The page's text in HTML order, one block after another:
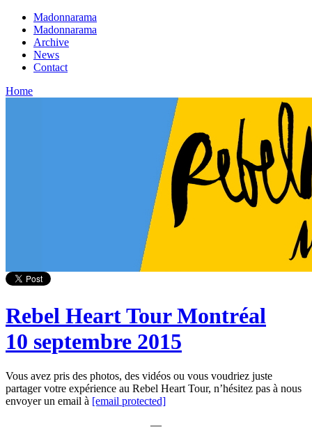
Madonnarama
Madonnarama
Archive
News
Contact
Home
Rebel Heart Tour Montréal
10 septembre 2015
Vous avez pris des photos, des vidéos ou vous voudriez juste
partager votre expérience au Rebel Heart Tour, n’hésitez pas à nous
envoyer un email à [email protected]
—